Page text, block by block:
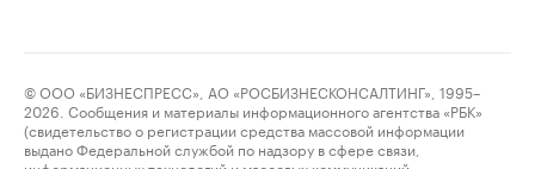
© ООО «БИЗНЕСПРЕСС», АО «РОСБИЗНЕСКОНСАЛТИНГ», 1995–
2026. Сообщения и материалы информационного агентства «РБК»
(свидетельство о регистрации средства массовой информации
выдано Федеральной службой по надзору в сфере связи,